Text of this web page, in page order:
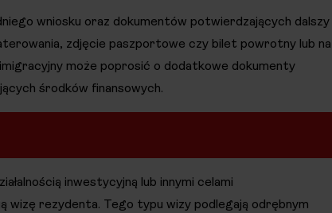
wniosku oraz dokumentów potwierdzających dalszy
zdjęcie paszportowe czy bilet powrotny lub na
może poprosić o dodatkowe dokumenty
środków finansowych.
inwestycyjną lub innymi celami
wizę rezydenta. Tego typu wizy podlegają odrębnym